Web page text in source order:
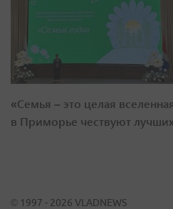
«Семья – это целая
в Приморье чествуют лучших
© 1997 - 2026 VLADNEWS